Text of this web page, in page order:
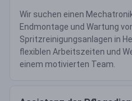
Wir suchen einen
Endmontage und Wartung
Spritzreinigungsanlagen in
flexiblen Arbeitszeiten und
einem motivierten Team.